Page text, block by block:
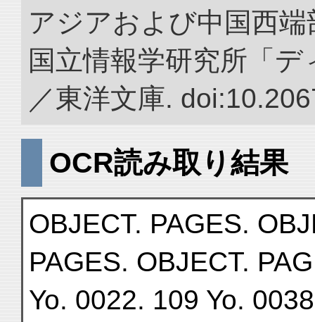
アジアおよび中国西
国立情報学研究所「
／東洋文庫.
OCR読み取り結果
OBJECT. PAGES.
PAGES. OBJECT.
Yo. 0022. 109 Yo.